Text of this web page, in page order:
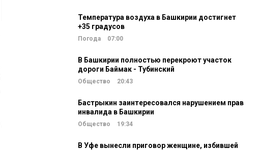
Температура воздуха в Башкирии достигнет
+35 градусов
Погода 07:00
В Башкирии полностью перекроют участок
дороги Баймак - Тубинский
Общество 20:43
Бастрыкин заинтересовался нарушением прав
инвалида в Башкирии
Общество 19:34
В Уфе вынесли приговор женщине, избившей